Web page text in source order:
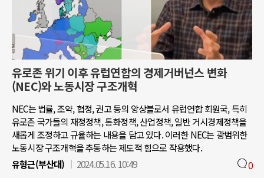
유로존 위기 이후 유럽연합의 경제거버넌스 변화
(NEC)와 노동시장 구조개혁
NEC는 법률, 조약, 협정, 권고 등의 앙상블로서 유럽연합 회원국, 특히
유로존 국가들의 재정정책, 통화정책, 산업정책, 일반 거시경제정책을
새롭게 조정하고 규율하는 내용을 담고 있다. 이러한 NEC는 광범위한
노동시장 구조개혁을 추동하는 제도적 힘으로 작용했다.
유형근(부산대)
2024.05.16. 10:49 0